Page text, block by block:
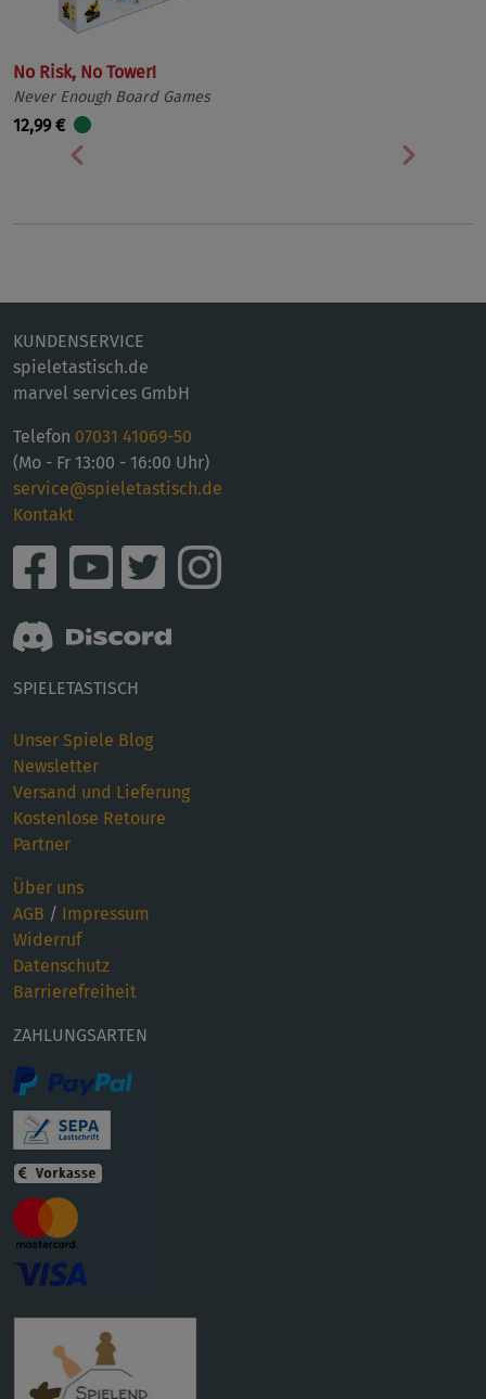
No Risk, No Tower!
Never Enough Board Games
12,99 €
Vorherige
KUNDENSERVICE
spieletastisch.de
marvel services GmbH
Telefon 07031 41069-50
(Mo - Fr 13:00 - 16:00 Uhr)
service@spieletastisch.de
Kontakt
SPIELETASTISCH
Unser Spiele Blog
Newsletter
Versand und Lieferung
Kostenlose Retoure
Partner
Über uns
AGB / Impressum
Widerruf
Datenschutz
Barrierefreiheit
ZAHLUNGSARTEN